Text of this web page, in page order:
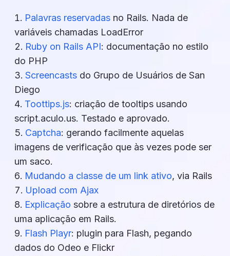
Palavras reservadas no Rails. Nada de
variáveis chamadas LoadError
Ruby on Rails API: documentação no estilo
do PHP
Screencasts do Grupo de Usuários de San
Diego
Toottips.js: criação de tooltips usando
script.aculo.us. Testado e aprovado.
Captcha: gerando facilmente aquelas
imagens de verificação que às vezes pode ser
um saco.
Mudando a classe de um link ativo, via Rails
Upload com Ajax
Explicação sobre a estrutura de diretórios de
uma aplicação em Rails.
Flash Playr: plugin para Flash, pegando
dados do Odeo e Flickr